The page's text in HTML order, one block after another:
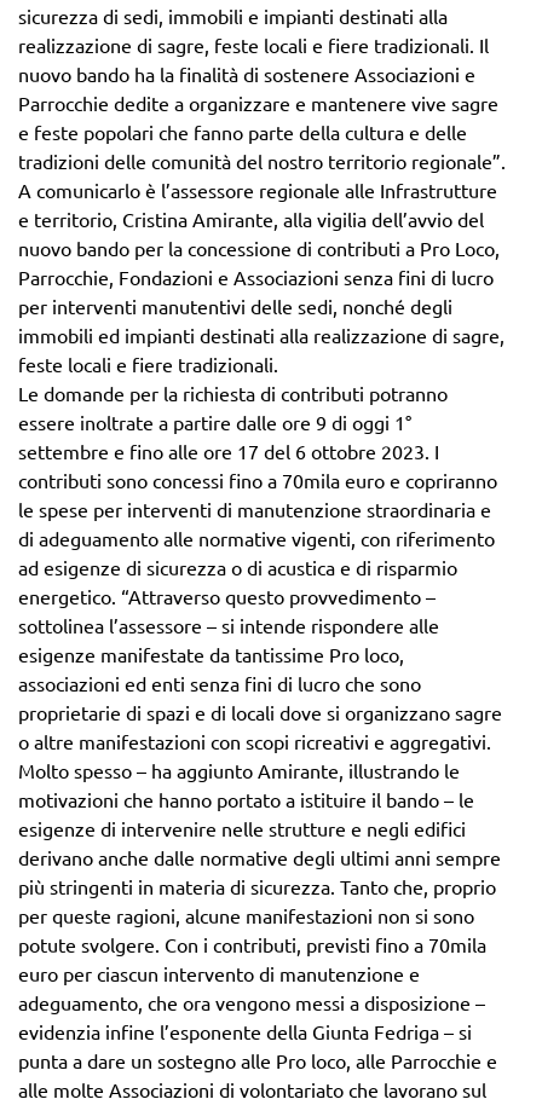
sicurezza di sedi, immobili e impianti destinati alla
realizzazione di sagre, feste locali e fiere tradizionali. Il
nuovo bando ha la finalità di sostenere Associazioni e
Parrocchie dedite a organizzare e mantenere vive sagre
e feste popolari che fanno parte della cultura e delle
tradizioni delle comunità del nostro territorio regionale”.
A comunicarlo è l’assessore regionale alle Infrastrutture
e territorio, Cristina Amirante, alla vigilia dell’avvio del
nuovo bando per la concessione di contributi a Pro Loco,
Parrocchie, Fondazioni e Associazioni senza fini di lucro
per interventi manutentivi delle sedi, nonché degli
immobili ed impianti destinati alla realizzazione di sagre,
feste locali e fiere tradizionali.
Le domande per la richiesta di contributi potranno
essere inoltrate a partire dalle ore 9 di oggi 1°
settembre e fino alle ore 17 del 6 ottobre 2023. I
contributi sono concessi fino a 70mila euro e copriranno
le spese per interventi di manutenzione straordinaria e
di adeguamento alle normative vigenti, con riferimento
ad esigenze di sicurezza o di acustica e di risparmio
energetico. “Attraverso questo provvedimento –
sottolinea l’assessore – si intende rispondere alle
esigenze manifestate da tantissime Pro loco,
associazioni ed enti senza fini di lucro che sono
proprietarie di spazi e di locali dove si organizzano sagre
o altre manifestazioni con scopi ricreativi e aggregativi.
Molto spesso – ha aggiunto Amirante, illustrando le
motivazioni che hanno portato a istituire il bando – le
esigenze di intervenire nelle strutture e negli edifici
derivano anche dalle normative degli ultimi anni sempre
più stringenti in materia di sicurezza. Tanto che, proprio
per queste ragioni, alcune manifestazioni non si sono
potute svolgere. Con i contributi, previsti fino a 70mila
euro per ciascun intervento di manutenzione e
adeguamento, che ora vengono messi a disposizione –
evidenzia infine l’esponente della Giunta Fedriga – si
punta a dare un sostegno alle Pro loco, alle Parrocchie e
alle molte Associazioni di volontariato che lavorano sul